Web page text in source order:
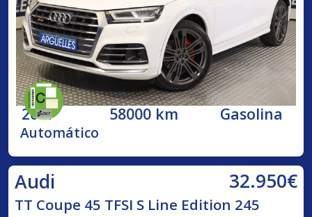
2017 58000 km Gasolina
Automático
Audi 32.950€
TT Coupe 45 TFSI S Line Edition 245